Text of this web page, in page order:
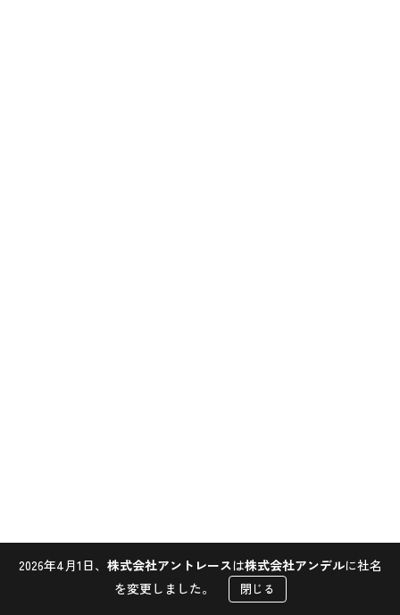
Contact
2026年4月1日、 株式会社アントレースは株式会社アンデルに社名
を変更しました。
閉じる